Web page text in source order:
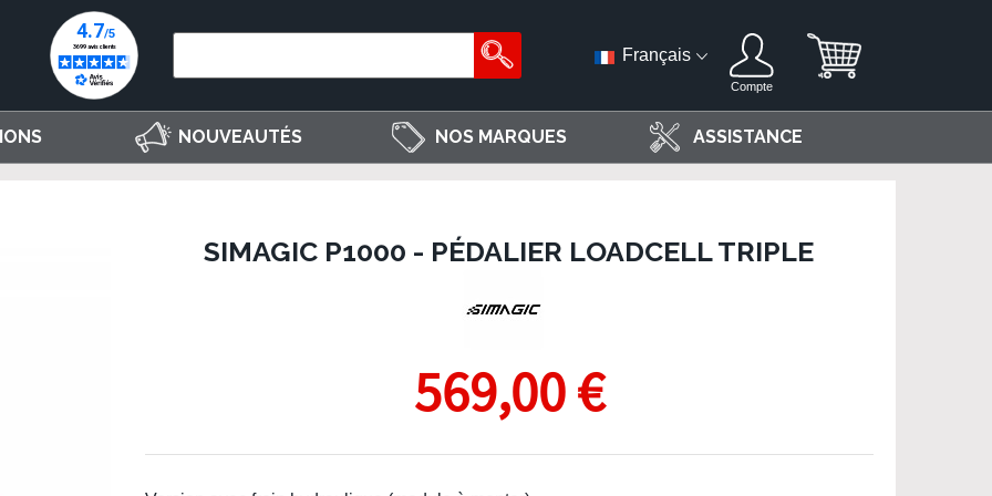
Français
Compte
NOUVEAUTÉS NOS MARQUES ASSISTANCE
SIMAGIC P1000 - PÉDALIER LOADCELL TRIPLE
569,00 €